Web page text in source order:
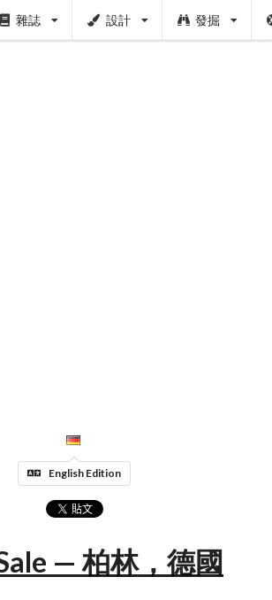
雜誌 設計 發掘
English Edition
— 柏林，德國